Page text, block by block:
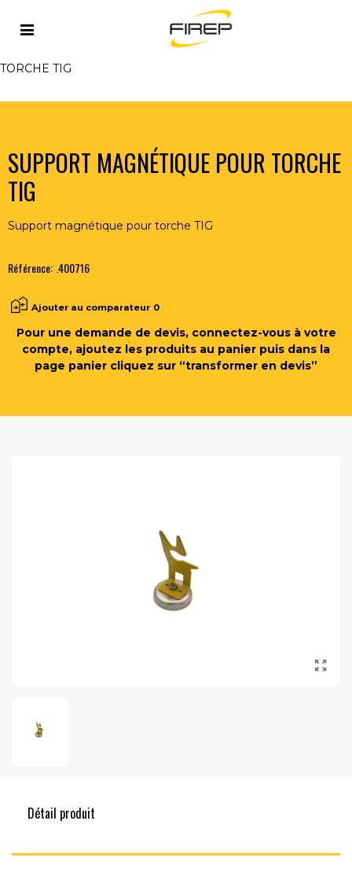
Accueil OUTILLAGE DU SOUDEUR >
SUPPORT MAGNÉTIQUE POUR
TORCHE TIG
SUPPORT MAGNÉTIQUE POUR TORCHE
TIG
Support magnétique pour torche TIG
Référence: .400716
Ajouter au comparateur 0
Pour une demande de devis, connectez-vous à votre
compte, ajoutez les produits au panier puis dans la
page panier cliquez sur “transformer en devis”
Détail produit